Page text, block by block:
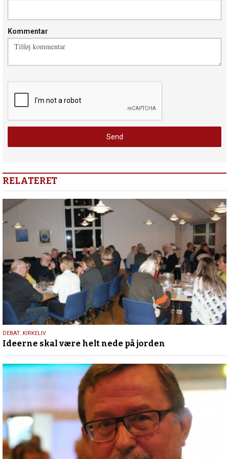
Kommentar
RELATERET
3.
marts
2020
DEBAT, KIRKELIV
Ideerne skal være helt nede på jorden